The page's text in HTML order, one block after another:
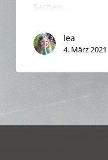
Sachen,…
lea
4. März 2021